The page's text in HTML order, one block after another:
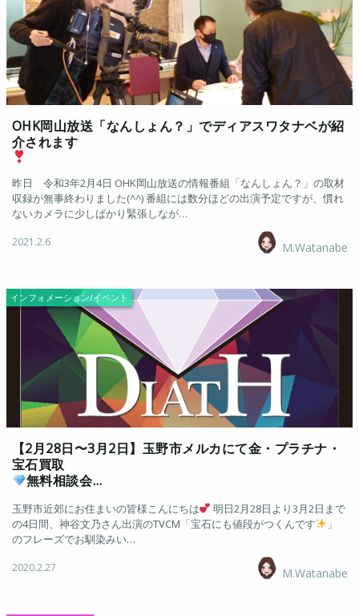
OHK岡山放送「なんしょん？」でディアスワタナベが紹
介されます
昨日 令和3年2月4日 OHK岡山放送の情報番組「なんしょん？」の取材
収録が無事終わりました(^^) 番組には数分ほどの出演予定ですが、慣れ
ないカメラに少しばかり緊張しなが…
2021.2.6 M.Watanabe
インフォメーション/イベント
【2月28日〜3月2日】玉野市メルカにて金・プラチナ・
宝石買取
無料相談会…
玉野市近郊にお住まいの皆様こんにちは
明日2月28日より3月2日まで
の4日間、神谷文乃さん出演のTVCM「宝石にも値段がつくんです
」
のフレーズでお馴染みい…
2020.2.27 M.Watanabe